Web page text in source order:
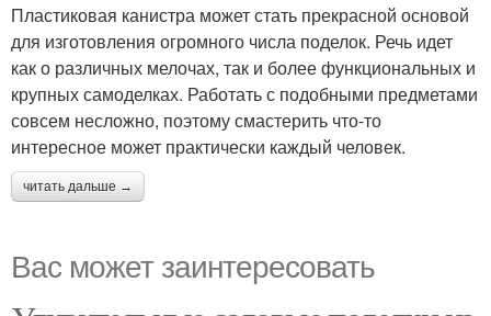
Пластиковая канистра может стать прекрасной основой
для изготовления огромного числа поделок. Речь идет
как о различных мелочах, так и более функциональных и
крупных самоделках. Работать с подобными предметами
совсем несложно, поэтому смастерить что-то
интересное может практически каждый человек.
читать дальше →
Вас может заинтересовать